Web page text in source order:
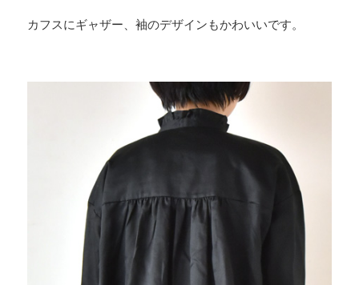
カフスにギャザー、袖のデザインもかわいいです。